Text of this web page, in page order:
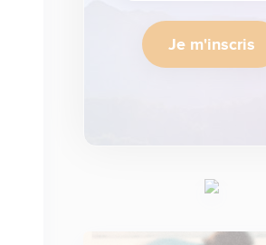
Je m'inscris